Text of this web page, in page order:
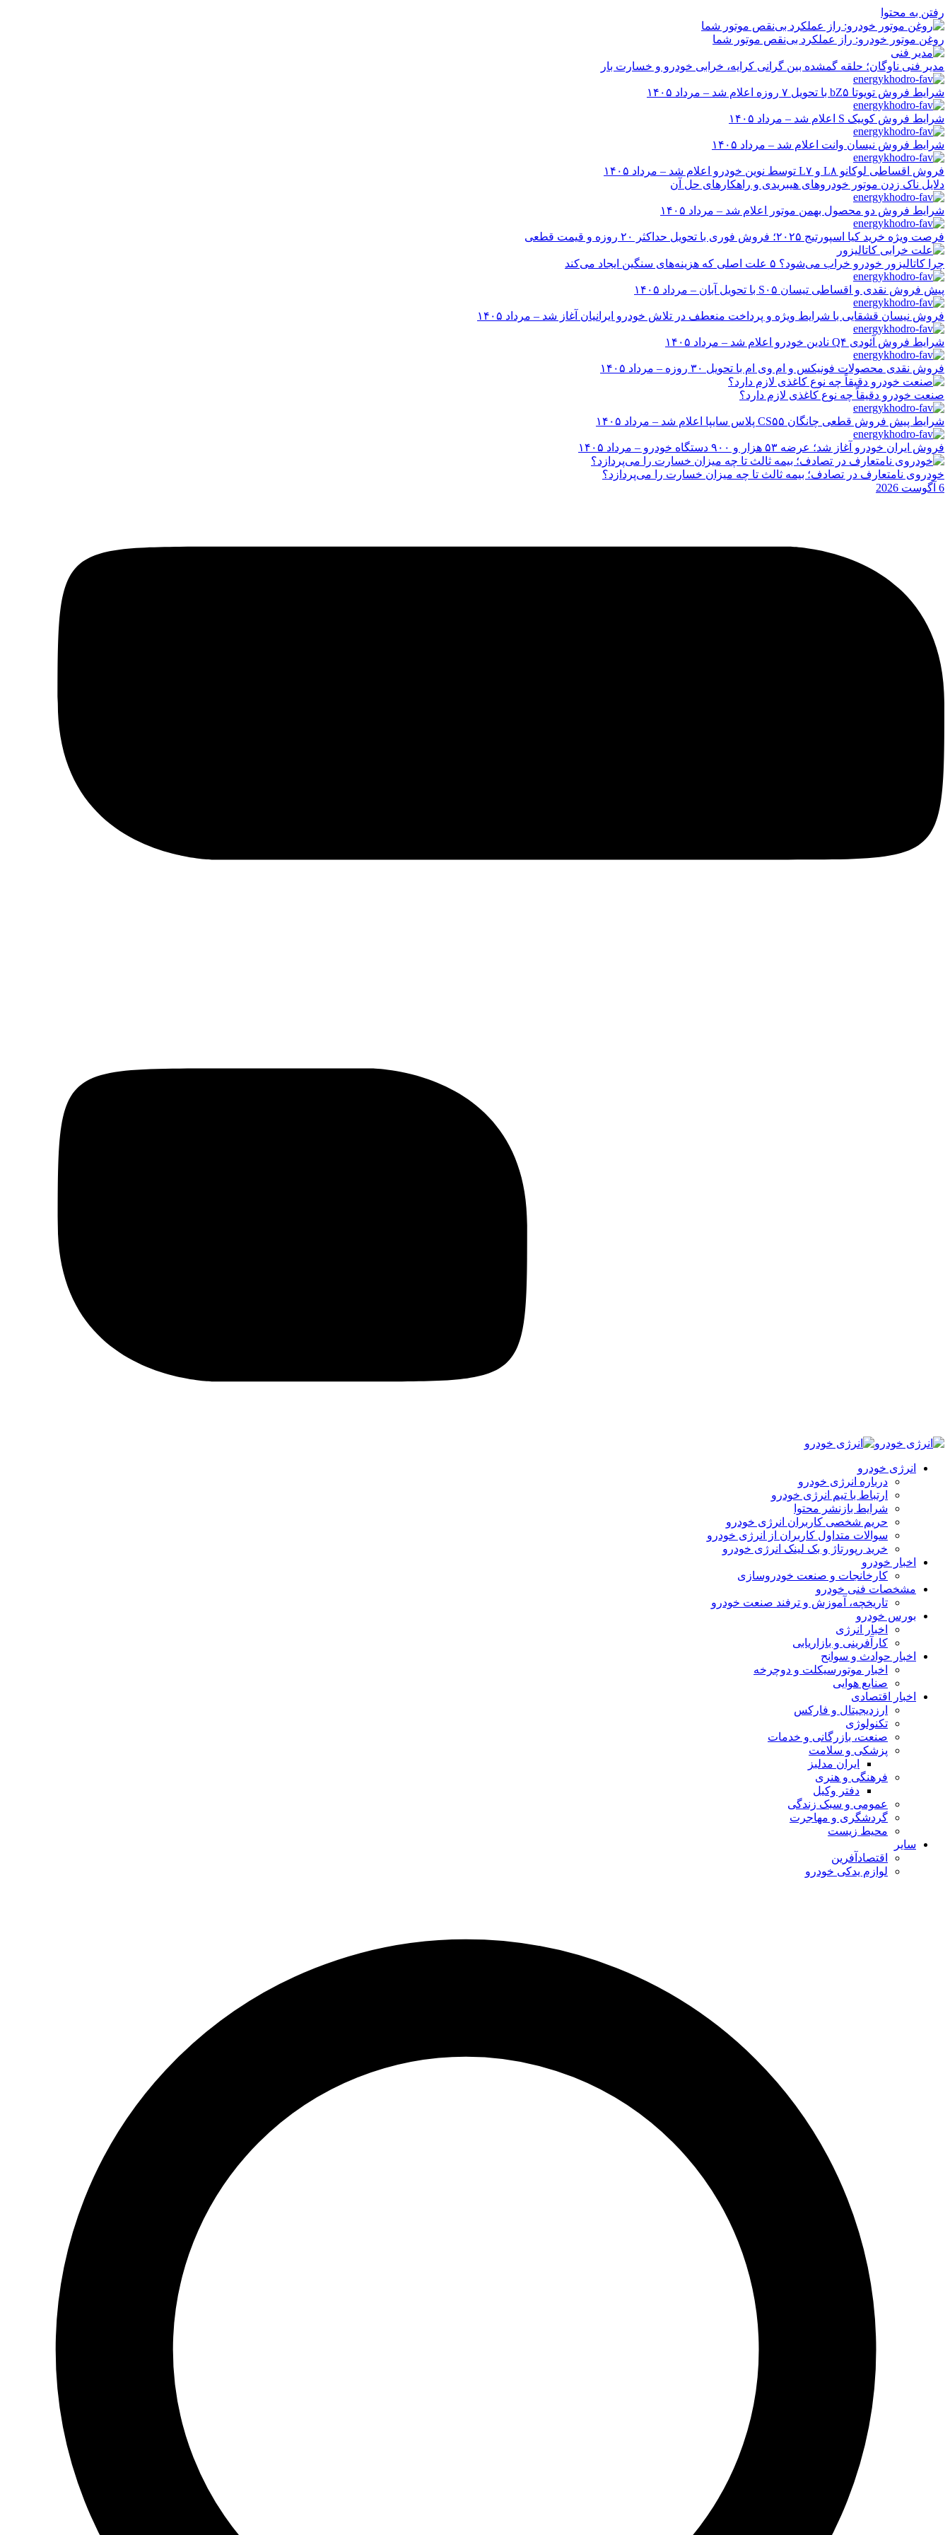
رفتن به محتوا
روغن موتور خودرو: راز عملکرد بی‌نقص موتور شما
مدیر فنی ناوگان؛ حلقه گمشده بین گرانی کرایه، خرابی خودرو و خسارت بار
شرایط فروش تویوتا bZ۵ با تحویل ۷ روزه اعلام شد – مرداد ۱۴۰۵
شرایط فروش کوییک S اعلام شد – مرداد ۱۴۰۵
شرایط فروش نیسان وانت اعلام شد – مرداد ۱۴۰۵
فروش اقساطی لوکانو L۸ و L۷ توسط نوین خودرو اعلام شد – مرداد ۱۴۰۵
دلایل ناک زدن موتور خودروهای هیبریدی و راهکارهای حل آن
شرایط فروش دو محصول بهمن موتور اعلام شد – مرداد ۱۴۰۵
فرصت ویژه خرید کیا اسپورتیج ۲۰۲۵؛ فروش فوری با تحویل حداکثر ۲۰ روزه و قیمت قطعی
چرا کاتالیزور خودرو خراب می‌شود؟ ۵ علت اصلی که هزینه‌های سنگین ایجاد می‌کند
پیش فروش نقدی و اقساطی تیسان S۰۵ با تحویل آبان – مرداد ۱۴۰۵
فروش نیسان قشقایی با شرایط ویژه و پرداخت منعطف در تلاش خودرو ایرانیان آغاز شد – مرداد ۱۴۰۵
شرایط فروش آئودی Q۴ نادین خودرو اعلام شد – مرداد ۱۴۰۵
فروش نقدی محصولات فونیکس و ام وی ام با تحویل ۳۰ روزه – مرداد ۱۴۰۵
صنعت خودرو دقیقاً چه نوع کاغذی لازم دارد؟
شرایط پیش فروش قطعی چانگان CS۵۵ پلاس سایپا اعلام شد – مرداد ۱۴۰۵
فروش ایران خودرو آغاز شد؛ عرضه ۵۳ هزار و ۹۰۰ دستگاه خودرو – مرداد ۱۴۰۵
خودروی نامتعارف در تصادف؛ بیمه ثالث تا چه میزان خسارت را می‌پردازد؟
6 آگوست 2026
انرژی خودرو
درباره انرژی خودرو
ارتباط با تیم انرژی خودرو
شرایط بازنشر محتوا
حریم شخصی کاربران انرژی خودرو
سوالات متداول کاربران از انرژی خودرو
خرید رپورتاژ و بک لینک انرژی خودرو
اخبار خودرو
کارخانجات و صنعت خودروسازی
مشخصات فنی خودرو
تاریخچه، آموزش و ترفند صنعت خودرو
بورس خودرو
اخبار انرژی
کارآفرینی و بازاریابی
اخبار حوادث و سوانح
اخبار موتورسیکلت و دوچرخه
صنایع هوایی
اخبار اقتصادی
ارزدیجیتال و فارکس
تکنولوژی
صنعت، بازرگانی و خدمات
پزشکی و سلامت
ایران مدلبز
فرهنگی و هنری
دفتر وکیل
عمومی و سبک زندگی
گردشگری و مهاجرت
محیط زیست
سایر
اقتصادآفرین
لوازم یدکی خودرو